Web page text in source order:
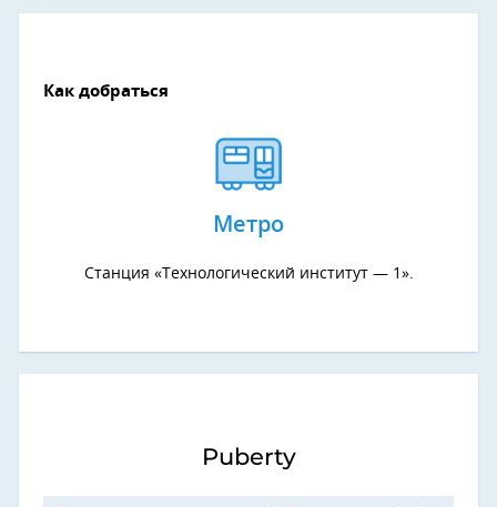
Как добраться
Метро
Станция «Технологический институт — 1».
Puberty